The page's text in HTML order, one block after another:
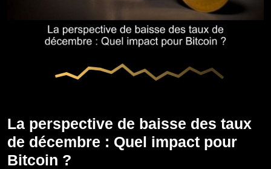
La perspective de baisse des taux
de décembre : Quel impact pour
Bitcoin ?